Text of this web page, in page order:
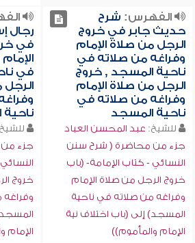
الفهرس: شرح
حديث جابر في خروج
الرجل من صلاة الإمام
وفراغه من صلاته في
ناحية المسجد , خروج
الرجل من صلاة الإمام
وفراغه من صلاته في
ناحية المسجد
للشيخ: عبد المحسن العباد
جزء من محاضرة ( شرح سنن
النسائي - كتاب الإمامة- (باب
خروج الرجل من صلاة الإمام
وفراغه من صلاته في ناحية
المسجد) إلى (باب اختلاف نية
الإمام والمأموم))
رجال
في
في
الرجل
جزء
خروج
الإمام